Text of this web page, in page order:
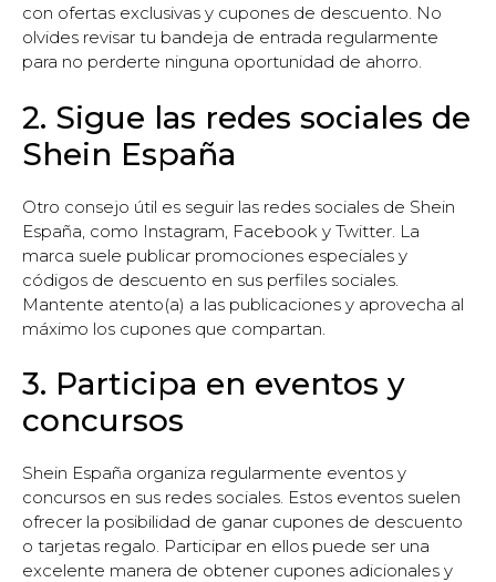
con ofertas exclusivas y cupones de descuento. No
olvides revisar tu bandeja de entrada regularmente
para no perderte ninguna oportunidad de ahorro.
2. Sigue las redes sociales de
Shein España
Otro consejo útil es seguir las redes sociales de Shein
España, como Instagram, Facebook y Twitter. La
marca suele publicar promociones especiales y
códigos de descuento en sus perfiles sociales.
Mantente atento(a) a las publicaciones y aprovecha al
máximo los cupones que compartan.
3. Participa en eventos y
concursos
Shein España organiza regularmente eventos y
concursos en sus redes sociales. Estos eventos suelen
ofrecer la posibilidad de ganar cupones de descuento
o tarjetas regalo. Participar en ellos puede ser una
excelente manera de obtener cupones adicionales y